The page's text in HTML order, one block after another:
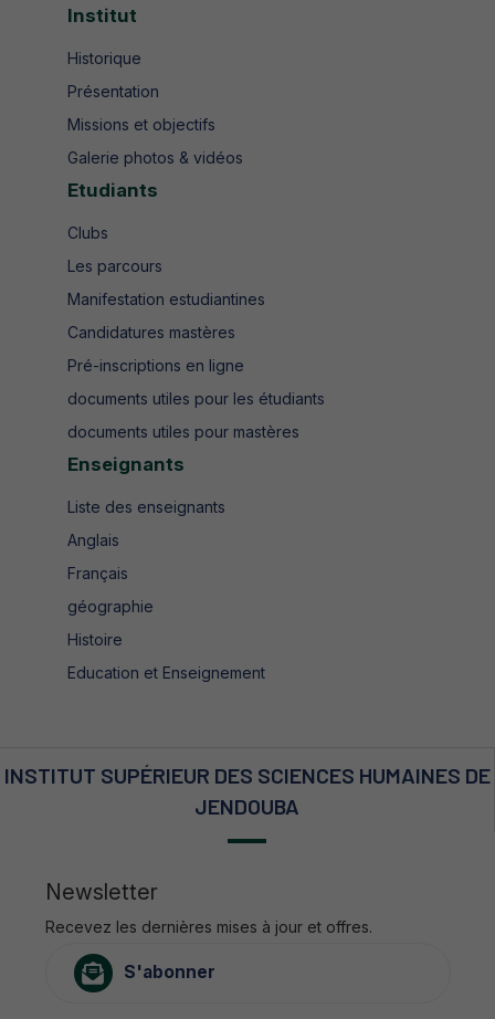
Institut
Historique
Présentation
Missions et objectifs
Galerie photos & vidéos
Etudiants
Clubs
Les parcours
Manifestation estudiantines
Candidatures mastères
Pré-inscriptions en ligne
documents utiles pour les étudiants
documents utiles pour mastères
Enseignants
Liste des enseignants
Anglais
Français
géographie
Histoire
Education et Enseignement
INSTITUT SUPÉRIEUR DES SCIENCES HUMAINES DE
JENDOUBA
Newsletter
Recevez les dernières mises à jour et offres.
S'abonner